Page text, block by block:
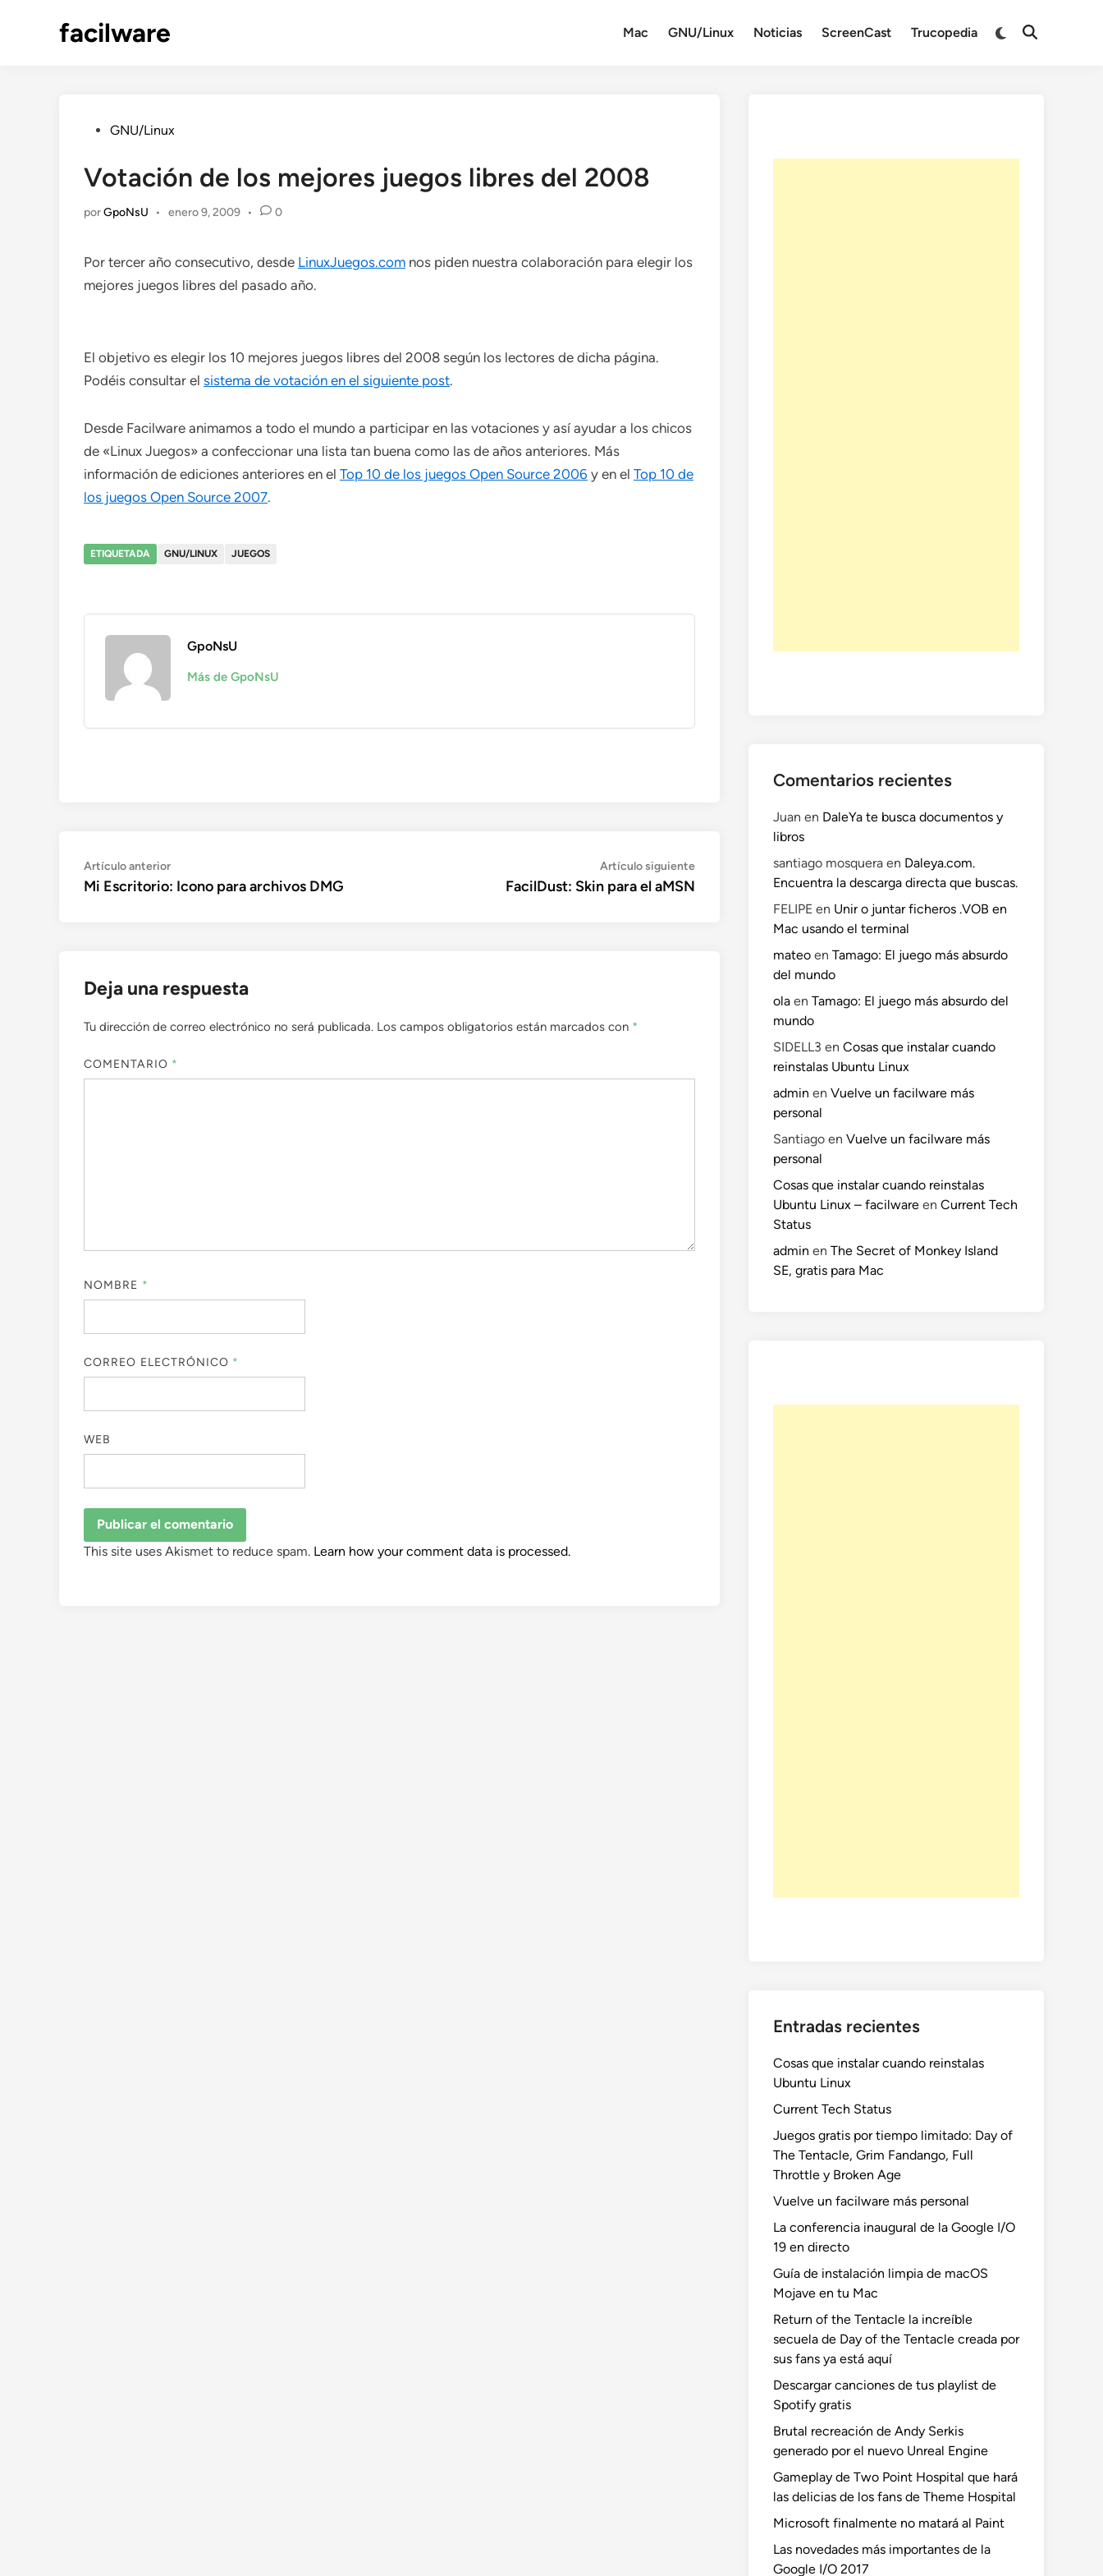
facilware Mac GNU/Linux Noticias ScreenCast Trucopedia
Publicado
GNU/Linux
Votación de los mejores juegos libres del 2008
porGpoNsU • enero 9, 2009 • 0
Por tercer año consecutivo, desde LinuxJuegos.com nos piden nuestra colaboración para elegir los
mejores juegos libres del pasado año.
El objetivo es elegir los 10 mejores juegos libres del 2008 según los lectores de dicha página.
Podéis consultar el sistema de votación en el siguiente post.
Desde Facilware animamos a todo el mundo a participar en las votaciones y así ayudar a los chicos
de «Linux Juegos» a confeccionar una lista tan buena como las de años anteriores. Más
información de ediciones anteriores en el Top 10 de los juegos Open Source 2006 y en el Top 10 de
los juegos Open Source 2007.
ETIQUETADA GNU/LINUX JUEGOS
GpoNsU
Más de GpoNsU
Navegación
de
Artículo anteriorArtículo
anterior:
Mi Escritorio: Icono para archivos DMG
Artículo siguienteArtículo
FacilDust: Skin para el aMSN
Deja una respuesta
Tu dirección de correo electrónico no será publicada. Los campos obligatorios están marcados con *
COMENTARIO *
NOMBRE *
CORREO ELECTRÓNICO *
WEB
This site uses Akismet to reduce spam. Learn how your comment data is processed.
Comentarios recientes
Juan en DaleYa te busca documentos y
libros
santiago mosquera en Daleya.com.
Encuentra la descarga directa que buscas.
FELIPE en Unir o juntar ficheros .VOB en
Mac usando el terminal
mateo en Tamago: El juego más absurdo
del mundo
ola en Tamago: El juego más absurdo del
mundo
SIDELL3 en Cosas que instalar cuando
reinstalas Ubuntu Linux
admin en Vuelve un facilware más
personal
Santiago en Vuelve un facilware más
personal
Cosas que instalar cuando reinstalas
Ubuntu Linux – facilware en Current Tech
Status
admin en The Secret of Monkey Island
SE, gratis para Mac
Entradas recientes
Cosas que instalar cuando reinstalas
Ubuntu Linux
Current Tech Status
Juegos gratis por tiempo limitado: Day of
The Tentacle, Grim Fandango, Full
Throttle y Broken Age
Vuelve un facilware más personal
La conferencia inaugural de la Google I/O
19 en directo
Guía de instalación limpia de macOS
Mojave en tu Mac
Return of the Tentacle la increíble
secuela de Day of the Tentacle creada por
sus fans ya está aquí
Descargar canciones de tus playlist de
Spotify gratis
Brutal recreación de Andy Serkis
generado por el nuevo Unreal Engine
Gameplay de Two Point Hospital que hará
las delicias de los fans de Theme Hospital
Microsoft finalmente no matará al Paint
Las novedades más importantes de la
Google I/O 2017